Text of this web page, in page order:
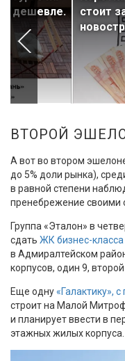
дешевле.
стоит
ВТОРОЙ
А вот во втором
до 5% доли рынка),
в равной степени
пренебрежение своими
Группа «Эталон» в
сдать ЖК бизнес-класса
в Адмиралтейском
корпусов, один 9,
Еще одну«Галактику»,
строит на Малой
и планирует ввести в
этажных жилых корпуса.